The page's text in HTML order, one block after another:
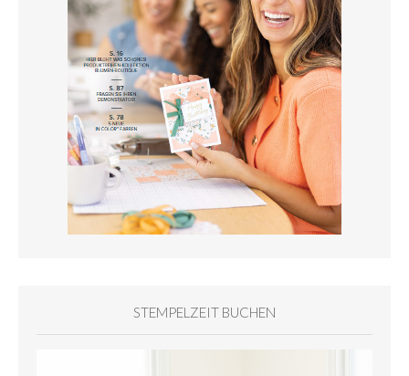
STEMPELZEIT BUCHEN